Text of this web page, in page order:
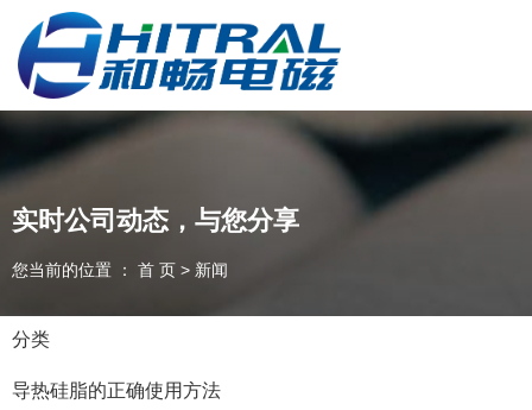
深圳和畅电磁材料有限公司，专业从事导热、屏蔽材料的研发、生
产、销售，欢迎咨询！
实时公司动态，与您分享
您当前的位置 ： 首 页 > 新闻
分类
导热硅脂的正确使用方法